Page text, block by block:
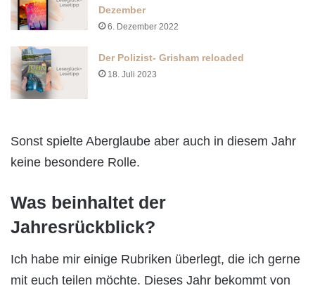
Dezember
6. Dezember 2022
Der Polizist- Grisham reloaded
18. Juli 2023
Sonst spielte Aberglaube aber auch in diesem Jahr
keine besondere Rolle.
Was beinhaltet der
Jahresrückblick?
Ich habe mir einige Rubriken überlegt, die ich gerne
mit euch teilen möchte. Dieses Jahr bekommt von